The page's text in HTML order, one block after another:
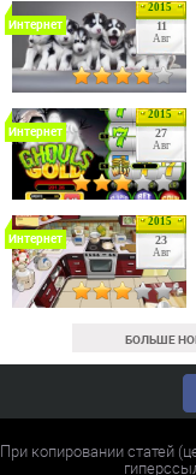
2015
11
Авг
Интернет
2015
27
Авг
Интернет
2015
23
Авг
Интернет
БОЛЬШЕ
При копировании статей